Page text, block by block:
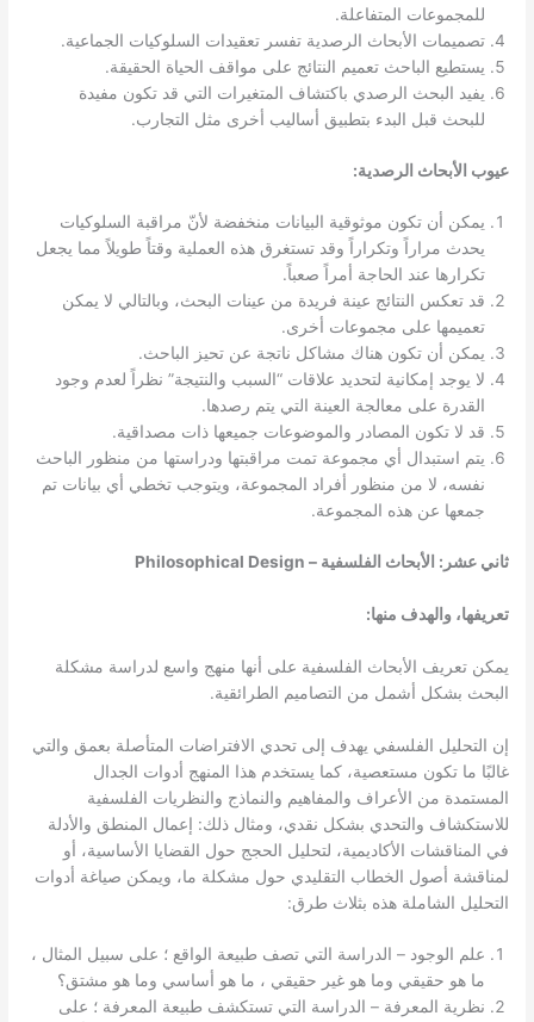
للمجموعات المتفاعلة.
تصميمات الأبحاث الرصدية تفسر تعقيدات السلوكيات الجماعية.
يستطيع الباحث تعميم النتائج على مواقف الحياة الحقيقة.
يفيد البحث الرصدي باكتشاف المتغيرات التي قد تكون مفيدة
للبحث قبل البدء بتطبيق أساليب أخرى مثل التجارب.
عيوب الأبحاث الرصدية:
يمكن أن تكون موثوقية البيانات منخفضة لأنّ مراقبة السلوكيات
يحدث مراراً وتكراراً وقد تستغرق هذه العملية وقتاً طويلاً مما يجعل
تكرارها عند الحاجة أمراً صعباً.
قد تعكس النتائج عينة فريدة من عينات البحث، وبالتالي لا يمكن
تعميمها على مجموعات أخرى.
يمكن أن تكون هناك مشاكل ناتجة عن تحيز الباحث.
لا يوجد إمكانية لتحديد علاقات “السبب والنتيجة” نظراً لعدم وجود
القدرة على معالجة العينة التي يتم رصدها.
قد لا تكون المصادر والموضوعات جميعها ذات مصداقية.
يتم استبدال أي مجموعة تمت مراقبتها ودراستها من منظور الباحث
نفسه، لا من منظور أفراد المجموعة، ويتوجب تخطي أي بيانات تم
جمعها عن هذه المجموعة.
ثاني عشر: الأبحاث الفلسفية – Philosophical Design
تعريفها، والهدف منها:
يمكن تعريف الأبحاث الفلسفية على أنها منهج واسع لدراسة مشكلة
البحث بشكل أشمل من التصاميم الطرائقية.
إن التحليل الفلسفي يهدف إلى تحدي الافتراضات المتأصلة بعمق والتي
غالبًا ما تكون مستعصية، كما يستخدم هذا المنهج أدوات الجدال
المستمدة من الأعراف والمفاهيم والنماذج والنظريات الفلسفية
للاستكشاف والتحدي بشكل نقدي، ومثال ذلك: إعمال المنطق والأدلة
في المناقشات الأكاديمية، لتحليل الحجج حول القضايا الأساسية، أو
لمناقشة أصول الخطاب التقليدي حول مشكلة ما، ويمكن صياغة أدوات
التحليل الشاملة هذه بثلاث طرق:
علم الوجود – الدراسة التي تصف طبيعة الواقع ؛ على سبيل المثال ،
ما هو حقيقي وما هو غير حقيقي ، ما هو أساسي وما هو مشتق؟
نظرية المعرفة – الدراسة التي تستكشف طبيعة المعرفة ؛ على